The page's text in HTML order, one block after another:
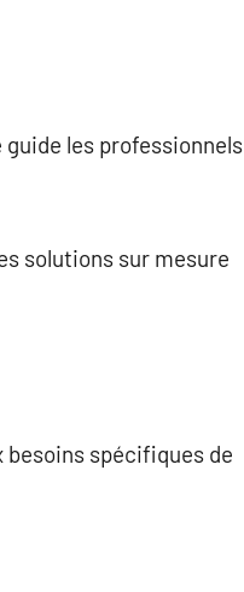
les professionnels
solutions sur mesure
spécifiques de